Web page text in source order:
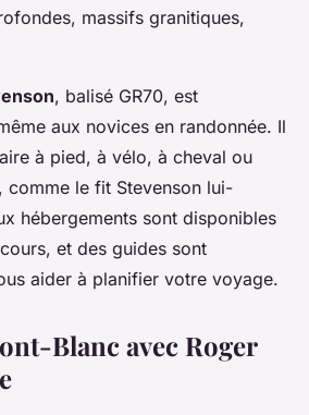
massifs granitiques,
, balisé GR70, est
aux novices en randonnée. Il
à pied, à vélo, à cheval ou
comme le fit Stevenson lui-
hébergements sont disponibles
et des guides sont
aider à planifier votre voyage.
Blanc avec Roger